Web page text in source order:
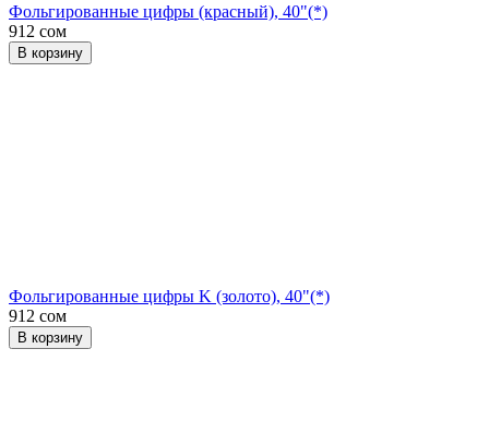
Фольгированные цифры (красный), 40"(*)
912 сом
В корзину
Фольгированные цифры K (золото), 40"(*)
912 сом
В корзину